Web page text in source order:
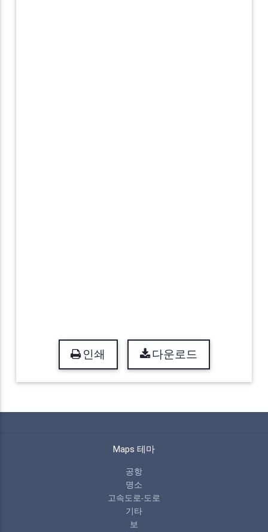
인쇄 다운로드
Maps 테마
공항
명소
고속도로-도로
기타
보